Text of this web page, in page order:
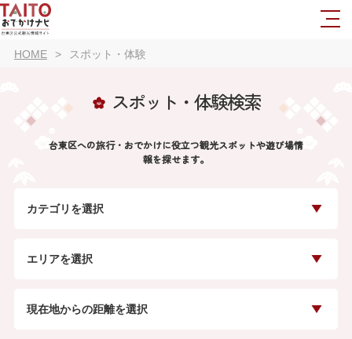
HOME スポット・体験
スポット・体験検索
台東区への旅行・おでかけに役立つ観光スポットや遊び場情
報を探せます。
カテゴリを選択
エリアを選択
現在地からの距離を選択